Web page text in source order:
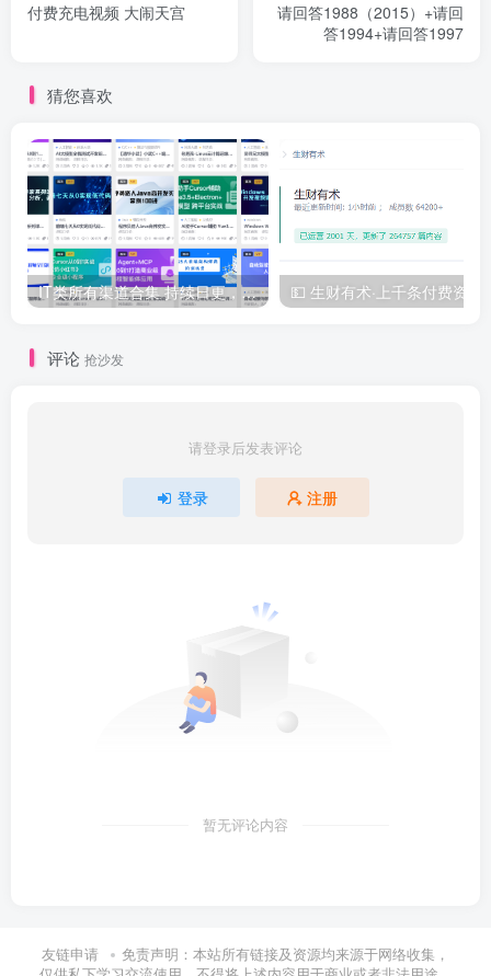
付费充电视频 大闹天宫
请回答1988（2015）+请回
答1994+请回答1997
猜您喜欢
IT类所有渠道合集 持续日更，目前近四千多条资源 年费用户微信私信获取权限
评论 抢沙发
请登录后发表评论
登录 注册
暂无评论内容
友链申请
免责声明：本站所有链接及资源均来源于网络收集，